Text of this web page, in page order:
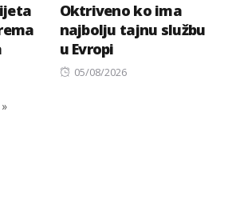
Oktriveno ko ima
najbolju tajnu službu
u Evropi
Posted
05/08/2026